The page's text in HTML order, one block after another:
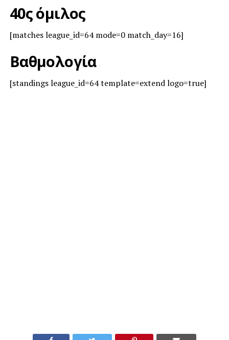
40ς όμιλος
[matches league_id=64 mode=0 match_day=16]
Βαθμολογία
[standings league_id=64 template=extend logo=true]